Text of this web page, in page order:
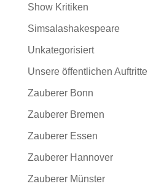
Show Kritiken
Simsalashakespeare
Unkategorisiert
Unsere öffentlichen Auftritte
Zauberer Bonn
Zauberer Bremen
Zauberer Essen
Zauberer Hannover
Zauberer Münster